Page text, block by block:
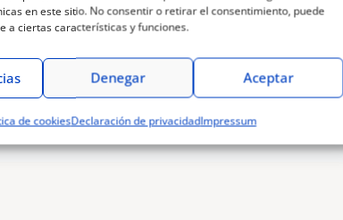
en este sitio. No consentir o retirar el consentimiento, puede
a ciertas características y funciones.
Aceptar
Denegar
de cookiesDeclaración de privacidadImpressum
completo
y mucho más,
y compacto.